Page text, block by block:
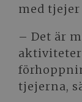
med tjejer
– Det är
aktiviteter
tjejerna,